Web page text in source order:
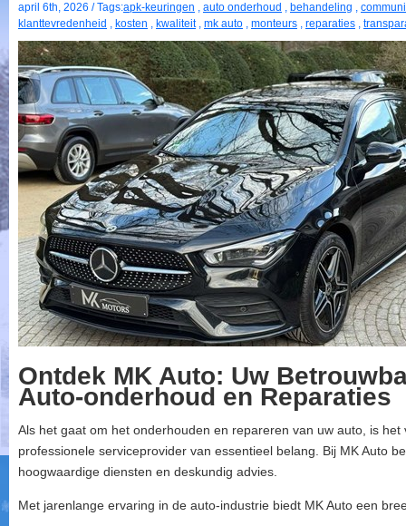
april 6th, 2026 / Tags:apk-keuringen , auto onderhoud , behandeling ,
klanttevredenheid , kosten , kwaliteit, mk auto , monteurs , reparaties ,
Ontdek MK Auto: Uw
Auto-onderhoud en Reparaties
Als het gaat om het onderhouden en repareren van uw auto, is
professionele serviceprovider van essentieel belang. Bij MK Auto
hoogwaardige diensten en deskundig advies.
Met jarenlange ervaring in de auto-industrie biedt MK Auto een